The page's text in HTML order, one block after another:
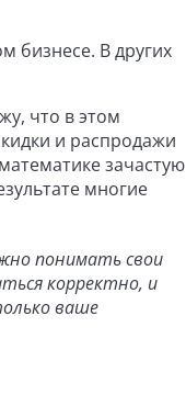
бизнесе. В других
что в этом
и распродажи
зачастую
многие
понимать свои
корректно, и
ваше